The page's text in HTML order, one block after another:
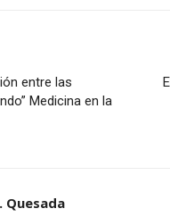
entre las
Medicina en la
Quesada